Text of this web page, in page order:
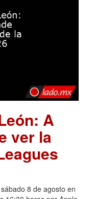
A
ver la
8 de agosto en